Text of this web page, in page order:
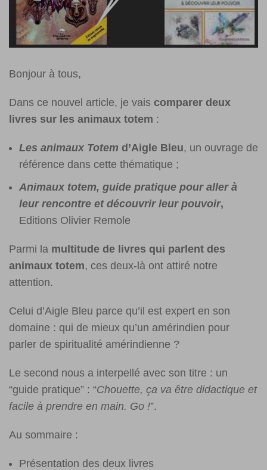
Bonjour à tous,
Dans ce nouvel article, je vais comparer deux
livres sur les animaux totem :
Les animaux Totem d’Aigle Bleu, un ouvrage de
référence dans cette thématique ;
Animaux totem, guide pratique pour aller à
leur rencontre et découvrir leur pouvoir,
Editions Olivier Remole
Parmi la multitude de livres qui parlent des
animaux totem, ces deux-là ont attiré notre
attention.
Celui d’Aigle Bleu parce qu’il est expert en son
domaine : qui de mieux qu’un amérindien pour
parler de spiritualité amérindienne ?
Le second nous a interpellé avec son titre : un
“guide pratique” : “Chouette, ça va être didactique et
facile à prendre en main. Go !”.
Au sommaire :
Présentation des deux livres